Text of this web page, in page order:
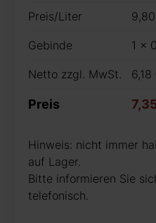
Preis/Liter
Gebinde 1 x
Netto zzgl. MwSt. 6,18
Preis
Hinweis: nicht immer
auf Lager.
Bitte informieren Sie
telefonisch.